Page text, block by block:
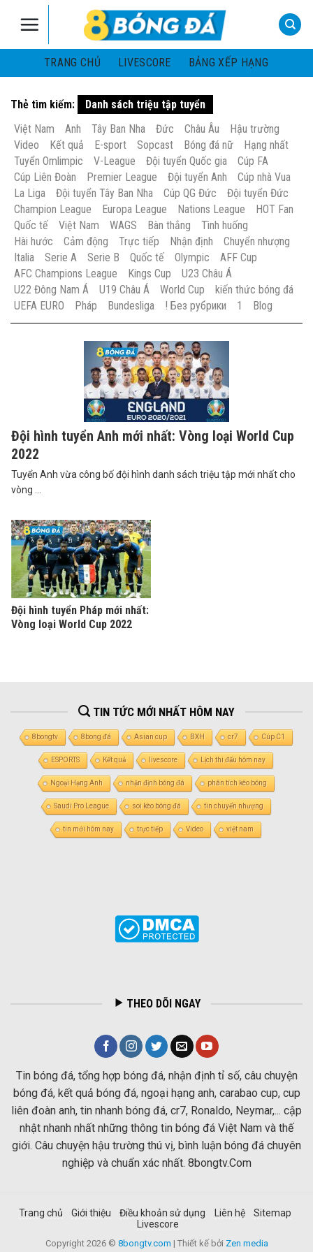
TRANG CHỦ
LIVESCORE BẢNG XẾP HẠNG
Thẻ tìm kiếm:
Danh sách triệu tập tuyển
Việt Nam
Anh Tây Ban Nha Đức Châu Âu
Hậu trường
Video
Kết quả E-sport Sopcast Bóng đá nữ
Hạng nhất
Tuyển Omlimpic
V-League Đội tuyển Quốc gia
Cúp FA
Cúp Liên Đoàn
Premier League Đội tuyển Anh
Cúp nhà Vua
La Liga
Đội tuyển Tây Ban Nha Cúp QG Đức
Đội tuyển Đức
Champion League
Europa League Nations League
HOT Fan
Quốc tế
Việt Nam WAGS Bàn thắng
Tình huống
Hài hước
Cảm động Trực tiếp Nhận định
Chuyển nhượng
Italia
Serie A Serie B Quốc tế Olympic
AFF Cup
AFC Champions League
Kings Cup
U23 Châu Á
U22 Đông Nam Á
U19 Châu Á World Cup
kiến thức bóng đá
UEFA EURO
Pháp Bundesliga ! Без рубрики 1 Blog
Đội hình tuyển Anh mới nhất: Vòng loại World Cup
2022
Tuyển Anh vừa công bố đội hình danh sách triệu tập mới nhất cho
vòng ...
Đội hình tuyển Pháp mới nhất:
Vòng loại World Cup 2022
TIN TỨC MỚI NHẤT HÔM NAY
8bongtv 8bong đá Asian cup BXH cr7 Cúp C1
ESPORTS Kết quả livescore Lịch thi đấu hôm nay
Ngoại Hạng Anh nhận định bóng đá phân tích kèo bóng
Saudi Pro League soi kèo bóng đá tin chuyển nhượng
tin mới hôm nay trực tiếp Video việt nam
THEO DÕI NGAY
Tin bóng đá, tổng hợp bóng đá, nhận định tỉ số, câu chuyện
bóng đá, kết quả bóng đá, ngoại hạng anh, carabao cup, cup
liên đoàn anh, tin nhanh bóng đá, cr7, Ronaldo, Neymar,... cập
nhật nhanh nhất những thông tin bóng đá Việt Nam và thế
giới. Câu chuyện hậu trường thú vị, bình luận bóng đá chuyên
nghiệp và chuẩn xác nhất. 8bongtv.Com
Trang chủ Giới thiệu Điều khoản sử dụng Liên hệ
Sitemap
Livescore
Copyright 2026 © 8bongtv.com | Thiết kế bởi Zen media